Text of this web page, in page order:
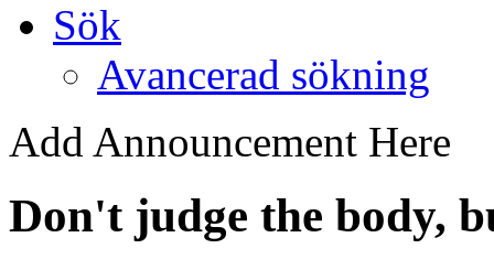
Sök
Avancerad sökning
Add Announcement Here
Don't judge the body,